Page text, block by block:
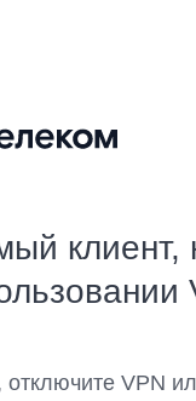
клиент,
VPN